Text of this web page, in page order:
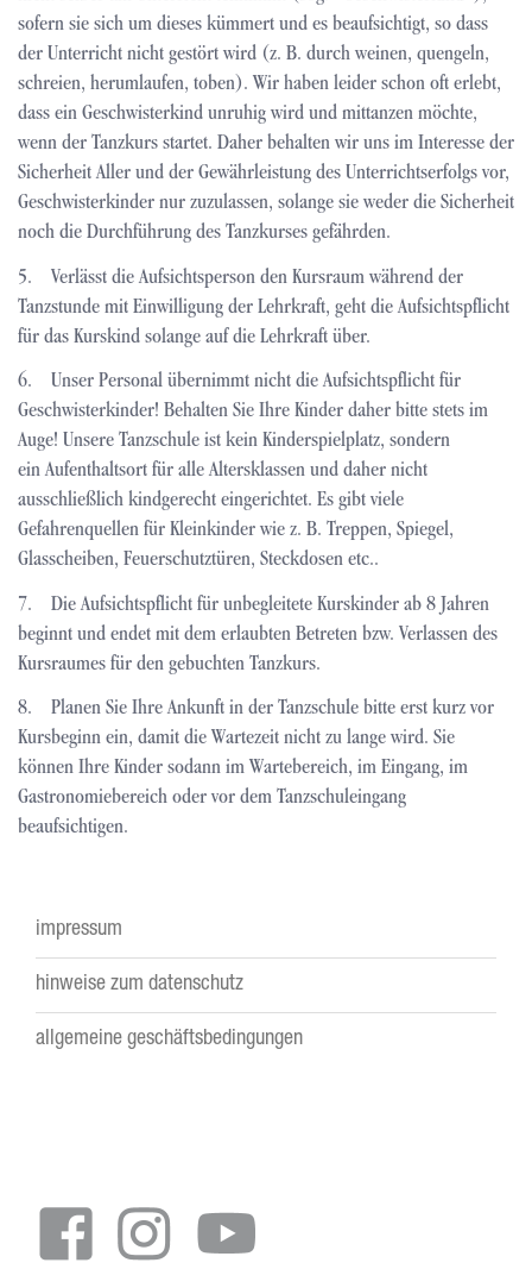
sofern sie sich um dieses kümmert und es beaufsichtigt, so dass
der Unterricht nicht gestört wird (z. B. durch weinen, quengeln,
schreien, herumlaufen, toben). Wir haben leider schon oft erlebt,
dass ein Geschwisterkind unruhig wird und mittanzen möchte,
wenn der Tanzkurs startet. Daher behalten wir uns im Interesse der
Sicherheit Aller und der Gewährleistung des Unterrichtserfolgs vor,
Geschwisterkinder nur zuzulassen, solange sie weder die Sicherheit
noch die Durchführung des Tanzkurses gefährden.
5. Verlässt die Aufsichtsperson den Kursraum während der
Tanzstunde mit Einwilligung der Lehrkraft, geht die Aufsichtspflicht
für das Kurskind solange auf die Lehrkraft über.
6. Unser Personal übernimmt nicht die Aufsichtspflicht für
Geschwisterkinder! Behalten Sie Ihre Kinder daher bitte stets im
Auge! Unsere Tanzschule ist kein Kinderspielplatz, sondern
ein Aufenthaltsort für alle Altersklassen und daher nicht
ausschließlich kindgerecht eingerichtet. Es gibt viele
Gefahrenquellen für Kleinkinder wie z. B. Treppen, Spiegel,
Glasscheiben, Feuerschutztüren, Steckdosen etc..
7. Die Aufsichtspflicht für unbegleitete Kurskinder ab 8 Jahren
beginnt und endet mit dem erlaubten Betreten bzw. Verlassen des
Kursraumes für den gebuchten Tanzkurs.
8. Planen Sie Ihre Ankunft in der Tanzschule bitte erst kurz vor
Kursbeginn ein, damit die Wartezeit nicht zu lange wird. Sie
können Ihre Kinder sodann im Wartebereich, im Eingang, im
Gastronomiebereich oder vor dem Tanzschuleingang
beaufsichtigen.
Footer
menu
impressum
hinweise zum datenschutz
allgemeine geschäftsbedingungen